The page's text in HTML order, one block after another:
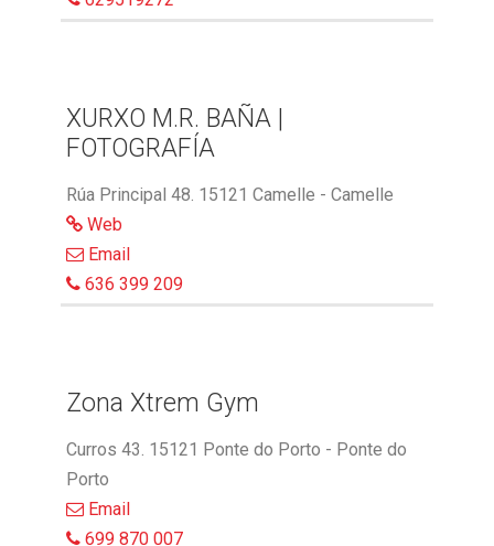
XURXO M.R. BAÑA |
FOTOGRAFÍA
Rúa Principal 48. 15121 Camelle - Camelle
Web
Email
636 399 209
Zona Xtrem Gym
Curros 43. 15121 Ponte do Porto - Ponte do
Porto
Email
699 870 007